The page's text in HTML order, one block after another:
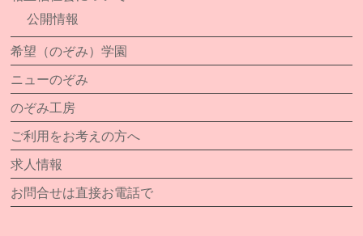
公開情報
希望（のぞみ）学園
ニューのぞみ
のぞみ工房
ご利用をお考えの方へ
求人情報
お問合せは直接お電話で